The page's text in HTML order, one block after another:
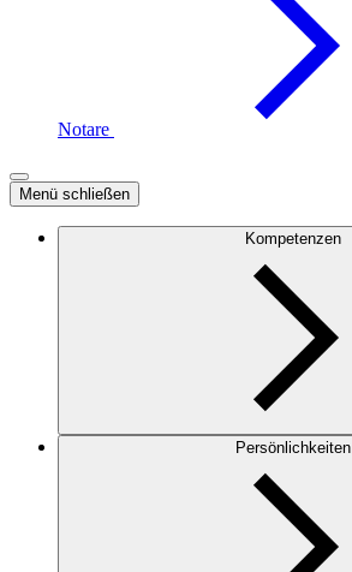
Notare
Menü schließen
Kompetenzen
Persönlichkeiten